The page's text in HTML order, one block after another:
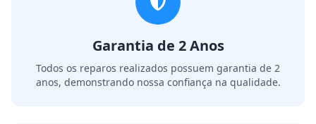
Garantia de 2 Anos
Todos os reparos realizados possuem garantia de 2
anos, demonstrando nossa confiança na qualidade.